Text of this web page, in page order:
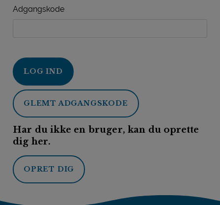
Adgangskode
LOG IND
GLEMT ADGANGSKODE
Har du ikke en bruger, kan du oprette
dig her.
OPRET DIG